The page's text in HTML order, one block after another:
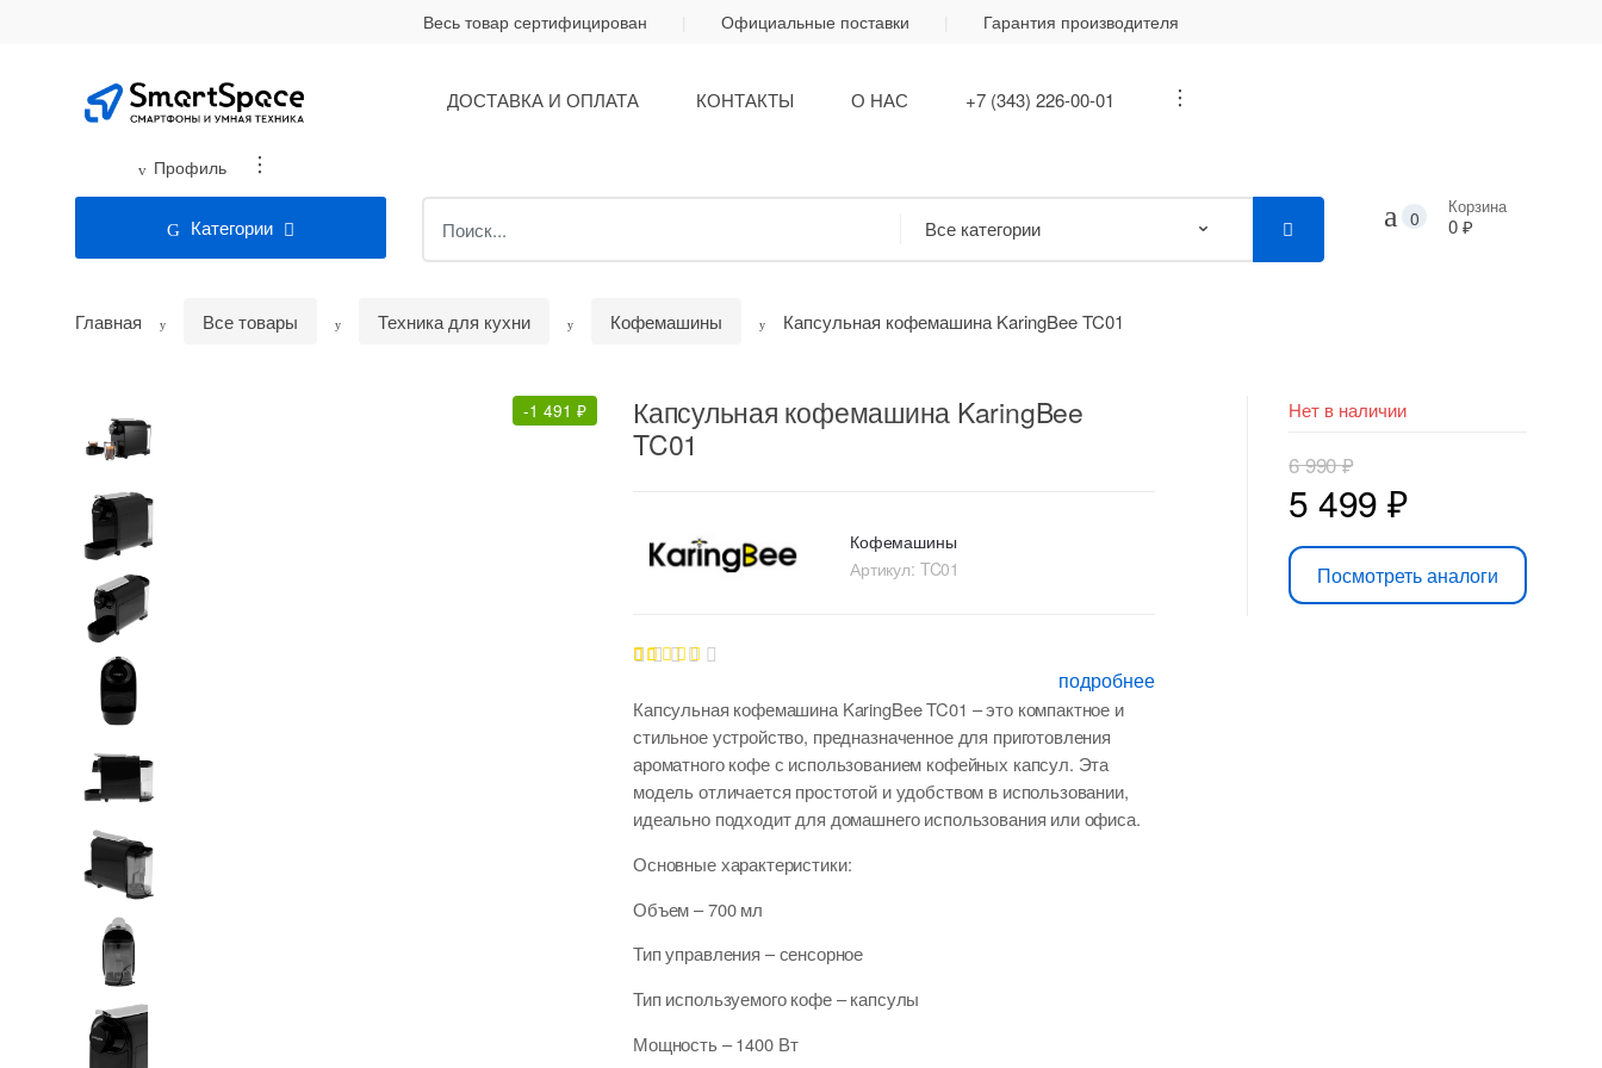
Весь товар сертифицирован Официальные поставки Гарантия производителя
ДОСТАВКА И ОПЛАТА КОНТАКТЫ О НАС +7 (343) 226-00-01 ...
Профиль ...
Категории
Search
for:
0
Корзина
0 ₽
Главная Все товары Техника для кухни Кофемашины Капсульная кофемашина KaringBee TC01
-1 491 ₽
Капсульная кофемашина KaringBee
TC01
Кофемашины
Артикул: TC01
4.63
на основе
опроса
пользоват
елей
подробнее
Капсульная кофемашина KaringBee TC01 – это компактное и
стильное устройство, предназначенное для приготовления
ароматного кофе с использованием кофейных капсул. Эта
модель отличается простотой и удобством в использовании,
идеально подходит для домашнего использования или офиса.
Основные характеристики:
Объем– 700 мл
Тип управления – сенсорное
Тип используемого кофе– капсулы
Мощность– 1400 Вт
Нет в наличии
6 990₽
Первоначальная
цена
составляла
5 499 ₽Текущая
цена:
5
Посмотреть аналоги